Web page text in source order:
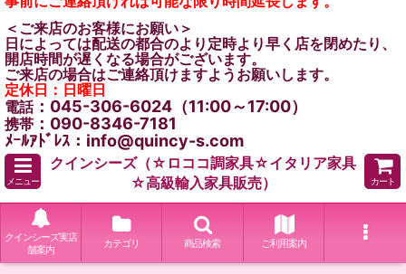
＜ご来店のお客様にお願い＞
日によっては配送の都合のより定時より早く店を閉めたり、
開店時間が遅くなる場合がございます。
ご来店の場合はご連絡頂けますようお願いします。
定休日：日曜日
電話：045-306-6024（11:00～17:00）
携帯 ：090-8346-7181
ﾒｰﾙｱﾄﾞﾚｽ：info@quincy-s.com
メニュー
クインシーズ（☆ロココ調家具☆イタリア家具
☆高級輸入家具販売）
カート
クインシーズ実店
舗案内
カテゴリ 商品検索 ご利用案内